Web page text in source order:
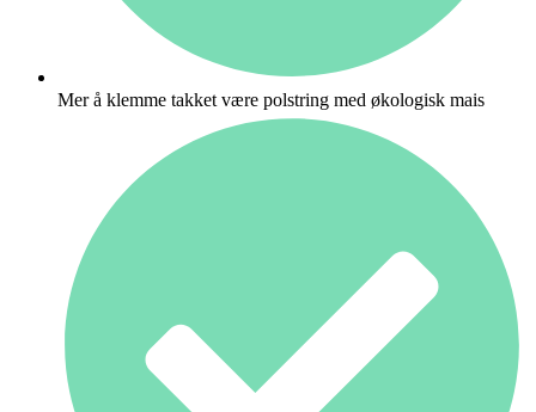
Mer å klemme takket være polstring med økologisk mais